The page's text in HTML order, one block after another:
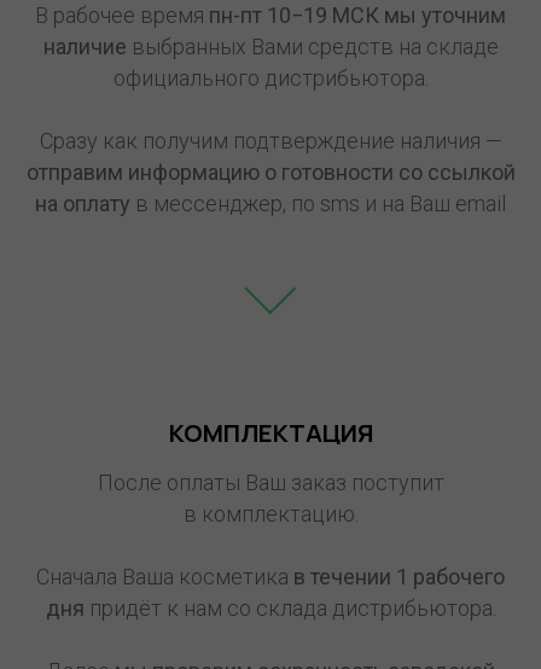
В рабочее время пн-пт 10−19 МСК мы уточним
наличие выбранных Вами средств на складе
официального дистрибьютора.
Сразу как получим подтверждение наличия —
отправим информацию о готовности со ссылкой
на оплату в мессенджер, по sms и на Ваш email
КОМПЛЕКТАЦИЯ
После оплаты Ваш заказ поступит
в комплектацию.
Сначала Ваша косметика в течении 1 рабочего
дня придёт к нам со склада дистрибьютора.